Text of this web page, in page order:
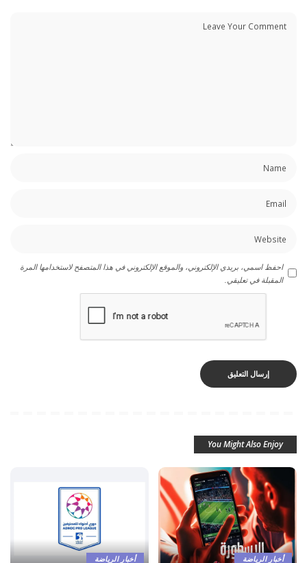
احفظ اسمي، بريدي الإلكتروني، والموقع الإلكتروني في هذا المتصفح لاستخدامها المرة
المقبلة في تعليقي.
You Might Also Enjoy
أخبار الرياضة أخبار الرياضة